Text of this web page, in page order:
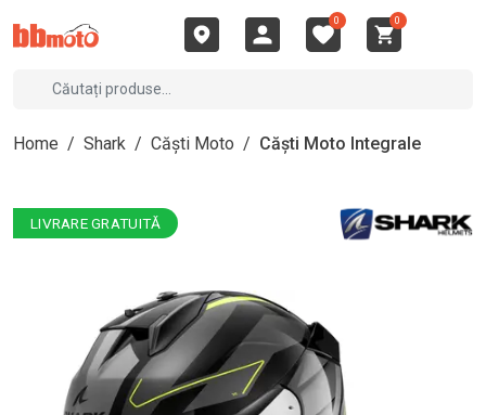
0 0
Home / Shark / Căști Moto / Căști Moto Integrale
LIVRARE GRATUITĂ